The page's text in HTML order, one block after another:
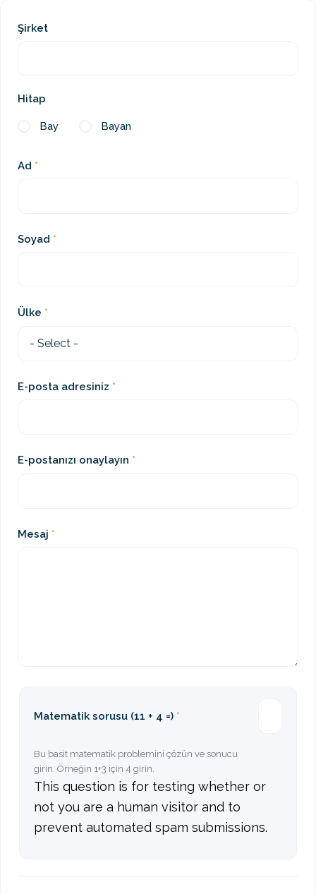
Şirket
Hitap
Bay Bayan
Ad
Soyad
Ülke
E-posta adresiniz
E-postanızı onaylayın
Mesaj
Matematik sorusu (11 + 4 =)
Bu basit matematik problemini çözün ve sonucu
girin. Örneğin 1+3 için 4 girin.
This question is for testing whether or
not you are a human visitor and to
prevent automated spam submissions.